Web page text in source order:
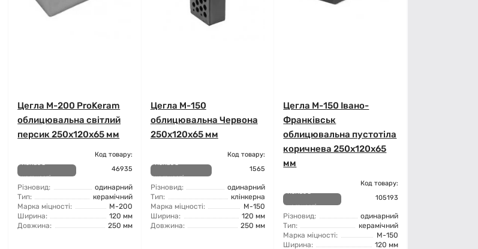
Цегла М-200 ProKeram
облицювальна світлий
персик 250х120х65 мм
Немає в
наявності
Код товару:
46935
Різновид:
одинарний
Тип:
керамічний
Марка міцності:
М-200
Ширина:
120 мм
Довжина:
250 мм
Цегла М-150
облицювальна Червона
250х120х65 мм
Немає в
наявності
Код товару:
1565
Різновид:
одинарний
Тип:
клінкерна
Марка міцності:
М-150
Ширина:
120 мм
Довжина:
250 мм
Цегла М-150 Івано-
Франківськ
облицювальна пустотіла
коричнева 250х120х65
мм
Немає в
наявності
Код товару:
105193
Різновид:
одинарний
Тип:
керамічний
Марка міцності:
М-150
Ширина:
120 мм